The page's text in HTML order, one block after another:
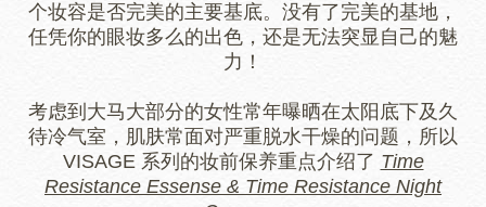
个妆容是否完美的主要基底。没有了完美的基地，
任凭你的眼妆多么的出色，还是无法突显自己的魅
力！
考虑到大马大部分的女性常年曝晒在太阳底下及久
待冷气室，肌肤常面对严重脱水干燥的问题，所以
VISAGE 系列的妆前保养重点介绍了 Time
Resistance Essense & Time Resistance Night